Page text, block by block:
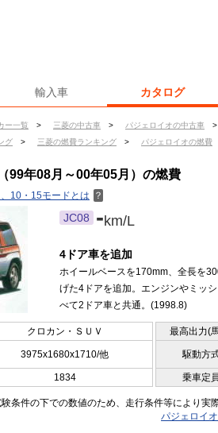
輸入車 カタログ
ー一覧 > 三菱の中古車 > パジェロイオの中古車 >
グ > 三菱の燃費ランキング > パジェロイオの燃費
99年08月～00年05月）の燃費
10・15モードとは ？
JC08 -km/L
4ドア車を追加
ホイールベースを170mm、全長を
げた4ドアを追加。エンジンやミッ
べて2ドア車と共通。(1998.8)
クロカン・ＳＵＶ 最高出力(
3975x1680x1710/他 駆動方
1834 乗車定
条件の下での数値のため、走行条件等により実
パジェロイ